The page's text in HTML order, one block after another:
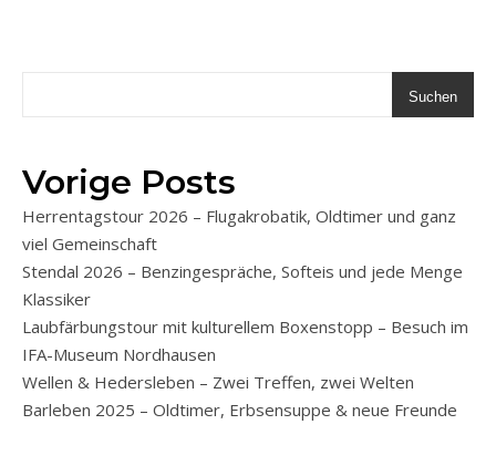
Suchen
Vorige Posts
Herrentagstour 2026 – Flugakrobatik, Oldtimer und ganz
viel Gemeinschaft
Stendal 2026 – Benzingespräche, Softeis und jede Menge
Klassiker
Laubfärbungstour mit kulturellem Boxenstopp – Besuch im
IFA-Museum Nordhausen
Wellen & Hedersleben – Zwei Treffen, zwei Welten
Barleben 2025 – Oldtimer, Erbsensuppe & neue Freunde